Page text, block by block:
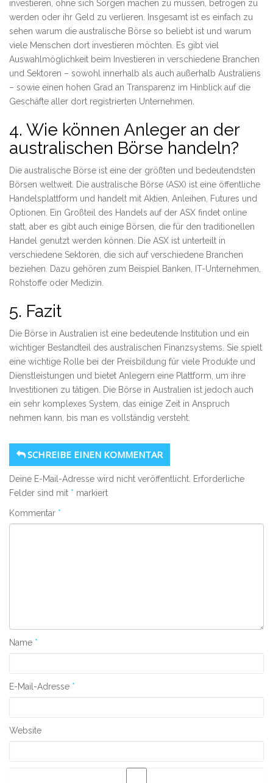
investieren, ohne sich Sorgen machen zu müssen, betrogen zu
werden oder ihr Geld zu verlieren. Insgesamt ist es einfach zu
sehen warum die australische Börse so beliebt ist und warum
viele Menschen dort investieren möchten. Es gibt viel
Auswahlmöglichkeit beim Investieren in verschiedene Branchen
und Sektoren – sowohl innerhalb als auch außerhalb Australiens
– sowie einen hohen Grad an Transparenz im Hinblick auf die
Geschäfte aller dort registrierten Unternehmen.
4. Wie können Anleger an der
australischen Börse handeln?
Die australische Börse ist eine der größten und bedeutendsten
Börsen weltweit. Die australische Börse (ASX) ist eine öffentliche
Handelsplattform und handelt mit Aktien, Anleihen, Futures und
Optionen. Ein Großteil des Handels auf der ASX findet online
statt, aber es gibt auch einige Börsen, die für den traditionellen
Handel genutzt werden können. Die ASX ist unterteilt in
verschiedene Sektoren, die sich auf verschiedene Branchen
beziehen. Dazu gehören zum Beispiel Banken, IT-Unternehmen,
Rohstoffe oder Medizin. ​
5. Fazit
Die Börse in Australien ist eine bedeutende Institution und ein
wichtiger Bestandteil des australischen Finanzsystems. Sie spielt
eine wichtige Rolle bei der Preisbildung für viele Produkte und
Dienstleistungen und bietet Anlegern eine Plattform, um ihre
Investitionen zu tätigen. Die Börse in Australien ist jedoch auch
ein sehr komplexes System, das einige Zeit in Anspruch
nehmen kann, bis man es vollständig versteht.
SCHREIBE EINEN KOMMENTAR
Deine E-Mail-Adresse wird nicht veröffentlicht. Erforderliche
Felder sind mit * markiert
Kommentar *
Name *
E-Mail-Adresse *
Website